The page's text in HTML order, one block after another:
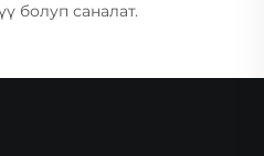
болуп саналат.